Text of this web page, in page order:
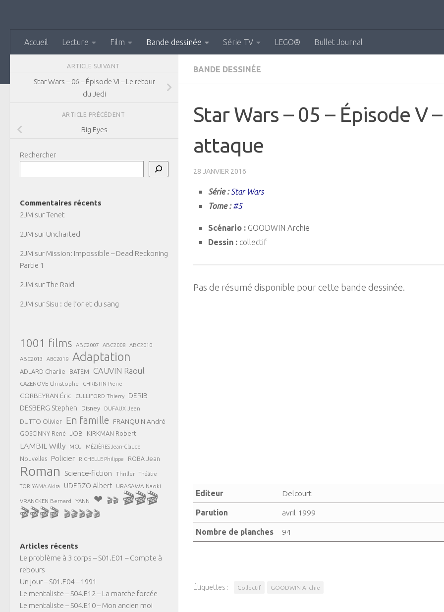
Accueil Lecture Film Bande dessinée Série TV LEGO® Bullet Journal
BANDE DESSINÉE
Star Wars – 05 – Épisode V
attaque
28 JANVIER 2016
Série : Star Wars
Tome :#5
Scénario : GOODWIN Archie
Dessin : collectif
Pas de résumé disponible pour cette bande dessinée.
Editeur Delcourt
Parution avril 1999
Nombre de planches 94
Étiquettes : Collectif GOODWIN Archie
ARTICLE SUIVANT
Star Wars – 06 – Épisode VI – Le retour
du Jedi
ARTICLE PRÉCÉDENT
Big Eyes
Rechercher
Commentaires récents
2JM surTenet
2JM sur Uncharted
2JM sur Mission: Impossible – Dead Reckoning
Partie 1
2JM surThe Raid
2JM sur Sisu : de l’or et du sang
1001 films ABC2007 ABC2008 ABC2010
ABC2013 ABC2019 Adaptation
ADLARD Charlie BATEM CAUVIN Raoul
CAZENOVE Christophe CHRISTIN Pierre
CORBEYRAN Éric CULLIFORD Thierry DERIB
DESBERG Stephen Disney DUFAUX Jean
DUTTO Olivier En famille FRANQUIN André
GOSCINNY René JOB KIRKMAN Robert
LAMBIL Willy MCU MÉZIÈRES Jean-Claude
Nouvelles Policier RICHELLE Philippe ROBA Jean
Roman Science-fiction Thriller Théâtre
TORIYAMA Akira UDERZO Albert URASAWA Naoki
VRANCKEN Bernard YANN ❤ 🎬🎬 🎬🎬🎬
🎬🎬🎬🎬 🎬🎬🎬🎬🎬
Articles récents
Le problème à 3 corps – S01.E01 – Compte à
rebours
Un jour – S01.E04 – 1991
Le mentaliste – S04.E12 – La marche forcée
Le mentaliste – S04.E10 – Mon ancien moi